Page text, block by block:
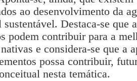
ao desenvolvimento da
Destaca-se que
podem contribuir para a
e considera-se que a
possa contribuir,
nesta temática.